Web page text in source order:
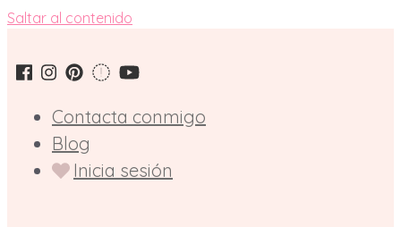
Saltar al contenido
Contacta conmigo
Blog
Inicia sesión